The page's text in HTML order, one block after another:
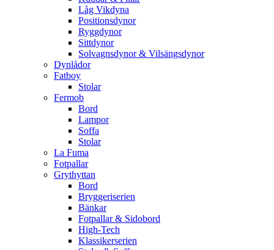
Låg Vikdyna
Positionsdynor
Ryggdynor
Sittdynor
Solvagnsdynor & Vilsängsdynor
Dynlådor
Fatboy
Stolar
Fermob
Bord
Lampor
Soffa
Stolar
La Fuma
Fotpallar
Grythyttan
Bord
Bryggeriserien
Bänkar
Fotpallar & Sidobord
High-Tech
Klassikerserien